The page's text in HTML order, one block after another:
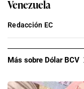
Venezuela
Redacción EC
Más sobre Dólar BCV